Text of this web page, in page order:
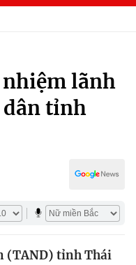
lãnh
dân tỉnh
(TAND) tỉnh Thái